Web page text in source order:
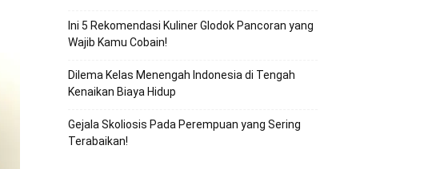
Ini 5 Rekomendasi Kuliner Glodok Pancoran yang
Wajib Kamu Cobain!
Dilema Kelas Menengah Indonesia di Tengah
Kenaikan Biaya Hidup
Gejala Skoliosis Pada Perempuan yang Sering
Terabaikan!